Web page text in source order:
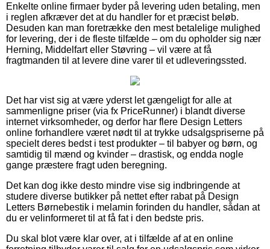
Enkelte online firmaer byder på levering uden betaling, men
i reglen afkræver det at du handler for et præcist beløb.
Desuden kan man foretrække den mest betalelige mulighed
for levering, der i de fleste tilfælde – om du opholder sig nær
Herning, Middelfart eller Støvring – vil være at få
fragtmanden til at levere dine varer til et udleveringssted.
Det har vist sig at være yderst let gængeligt for alle at
sammenligne priser (via fx PriceRunner) i blandt diverse
internet virksomheder, og derfor har flere Design Letters
online forhandlere været nødt til at trykke udsalgspriserne på
specielt deres bedst i test produkter – til babyer og børn, og
samtidig til mænd og kvinder – drastisk, og endda nogle
gange præstere fragt uden beregning.
Det kan dog ikke desto mindre vise sig indbringende at
studere diverse butikker på nettet efter rabat på Design
Letters Børnebestik i melamin forinden du handler, sådan at
du er velinformeret til at få fat i den bedste pris.
Du skal blot være klar over, at i tilfælde af at en online